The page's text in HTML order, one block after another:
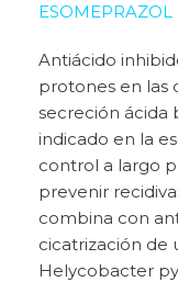
Antiácido
protones en las
secreción ácida
indicado en la
control a largo
prevenir
combina con
cicatrización de
Helycobacter